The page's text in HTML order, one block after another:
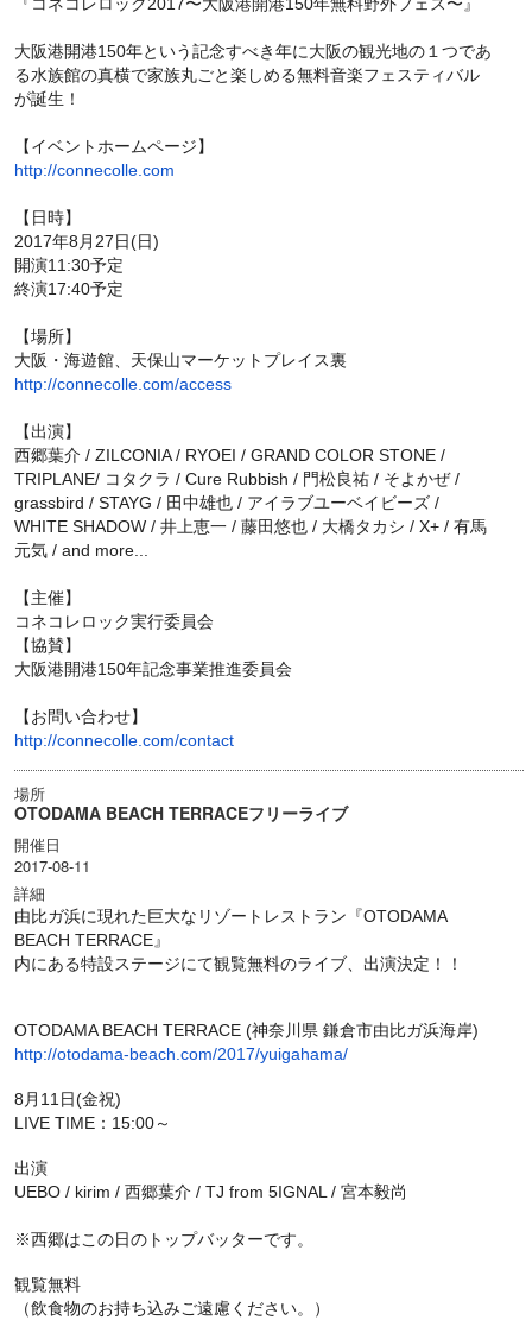
大阪港開港150年という記念すべき年に大阪の観光地の１つであ
る水族館の真横で家族丸ごと楽しめる無料音楽フェスティバル
が誕生！
【イベントホームページ】
http://connecolle.com
【日時】
2017年8月27日(日)
開演11:30予定
終演17:40予定
【場所】
大阪・海遊館、天保山マーケットプレイス裏
http://connecolle.com/access
【出演】
西郷葉介 / ZILCONIA / RYOEI / GRAND COLOR STONE /
TRIPLANE/ コタクラ / Cure Rubbish / 門松良祐 / そよかぜ /
grassbird / STAYG / 田中雄也 / アイラブユーベイビーズ /
WHITE SHADOW / 井上恵一 / 藤田悠也 / 大橋タカシ / X+ / 有馬
元気 / and more...
【主催】
コネコレロック実行委員会
【協賛】
大阪港開港150年記念事業推進委員会
【お問い合わせ】
http://connecolle.com/contact
場所
OTODAMA BEACH TERRACEフリーライブ
開催日
2017-08-11
詳細
由比ガ浜に現れた巨大なリゾートレストラン『OTODAMA
BEACH TERRACE』
内にある特設ステージにて観覧無料のライブ、出演決定！！
OTODAMA BEACH TERRACE (神奈川県 鎌倉市由比ガ浜海岸)
http://otodama-beach.com/2017/yuigahama/
8月11日(金祝)
LIVE TIME：15:00～
出演
UEBO / kirim / 西郷葉介 / TJ from 5IGNAL / 宮本毅尚
※西郷はこの日のトップバッターです。
観覧無料
（飲食物のお持ち込みご遠慮ください。）